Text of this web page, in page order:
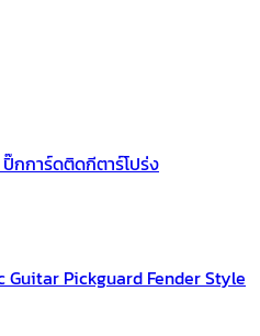
Pickguard Fender Style